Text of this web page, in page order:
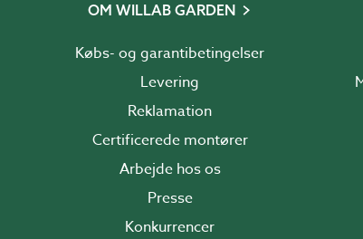
OM WILLAB GARDEN
Købs- og garantibetingelser
Levering
Reklamation
Certificerede montører
Arbejde hos os
Presse
Konkurrencer